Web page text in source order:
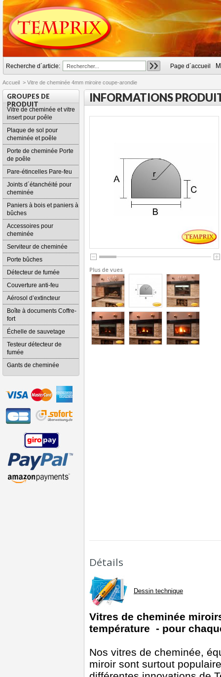
Recherche d´article: Page d´accueil
Accueil > Vitre de cheminée 4mm miroire coupe-arondie
INFORMATIONS
Plus de vues
Détails
Dessin technique
Vitres de cheminée
température - pour
Nos vitres de cheminée,
miroir sont surtout
GROUPES DE
PRODUIT
Vitre de cheminée et vitre
insert pour poêle
Plaque de sol pour
cheminée et poêle
Porte de cheminée Porte
de poêle
Pare-étincelles Pare-feu
Joints d´étanchéité pour
cheminée
Paniers à bois et paniers à
bûches
Accessoires pour
cheminée
Serviteur de cheminée
Porte bûches
Détecteur de fumée
Couverture anti-feu
Aérosol d’extincteur
Boîte à documents Coffre-
fort
Échelle de sauvetage
Testeur détecteur de
fumée
Gants de cheminée